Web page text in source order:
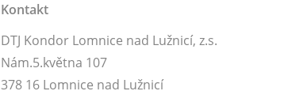
Kontakt
DTJ Kondor Lomnice nad Lužnicí, z.s.
Nám.5.května 107
378 16 Lomnice nad Lužnicí